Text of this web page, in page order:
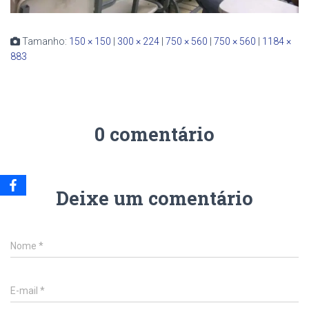
Tamanho: 150 × 150 300 × 224 750 × 560 750 × 560
1184 ×
883
0 comentário
Deixe um comentário
Nome *
E-mail *